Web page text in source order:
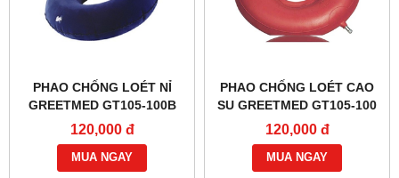
PHAO CHỐNG LOÉT NỈ
GREETMED GT105-100B
120,000 đ
MUA NGAY
PHAO CHỐNG LOÉT CAO
SU GREETMED GT105-100
120,000 đ
MUA NGAY